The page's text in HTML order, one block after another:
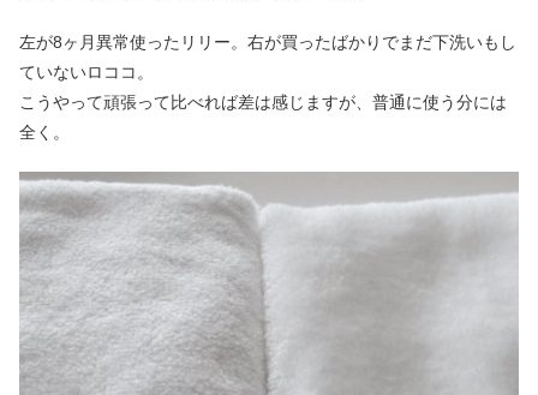
左が8ヶ月異常使ったリリー。右が買ったばかりでまだ下洗いもし
ていないロココ。
こうやって頑張って比べれば差は感じますが、普通に使う分には
全く。